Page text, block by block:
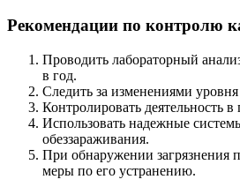
Рекомендации по контролю
Проводить лабораторный
в год.
Следить за изменениями
Контролировать деятельность
Использовать надежные
обеззараживания.
При обнаружении загрязнения
меры по его устранению.